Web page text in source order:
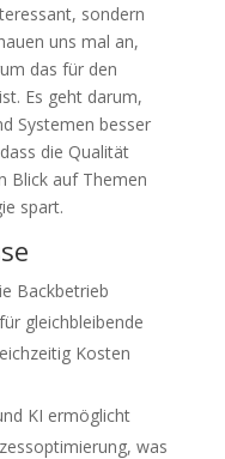
sondern
uns mal an,
das für den
Es geht darum,
Systemen besser
die Qualität
Blick auf Themen
spart.
Backbetrieb
gleichbleibende
Kosten
KI ermöglicht
was